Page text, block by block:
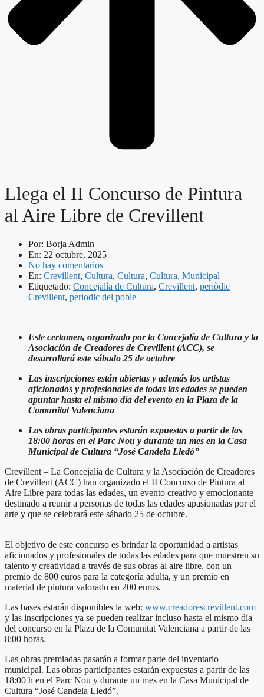
Llega el II Concurso de Pintura
al Aire Libre de Crevillent
Por: Borja Admin
En: 22 octubre, 2025
No hay comentarios
En: Crevillent, Cultura, Cultura, Cultura, Municipal
Etiquetado: Concejalía de Cultura, Crevillent, periòdic
Crevillent, periodic del poble
Este certamen, organizado por la Concejalía de Cultura y la
Asociación de Creadores de Crevillent (ACC), se
desarrollará este sábado 25 de octubre
Las inscripciones están abiertas y además los artistas
aficionados y profesionales de todas las edades se pueden
apuntar hasta el mismo día del evento en la Plaza de la
Comunitat Valenciana
Las obras participantes estarán expuestas a partir de las
18:00 horas en el Parc Nou y durante un mes en la Casa
Municipal de Cultura “José Candela Lledó”
Crevillent – La Concejalía de Cultura y la Asociación de Creadores
de Crevillent (ACC) han organizado el II Concurso de Pintura al
Aire Libre para todas las edades, un evento creativo y emocionante
destinado a reunir a personas de todas las edades apasionadas por el
arte y que se celebrará este sábado 25 de octubre.
El objetivo de este concurso es brindar la oportunidad a artistas
aficionados y profesionales de todas las edades para que muestren su
talento y creatividad a través de sus obras al aire libre, con un
premio de 800 euros para la categoría adulta, y un premio en
material de pintura valorado en 200 euros.
Las bases estarán disponibles la web: www.creadorescrevillent.com
y las inscripciones ya se pueden realizar incluso hasta el mismo día
del concurso en la Plaza de la Comunitat Valenciana a partir de las
8:00 horas.
Las obras premiadas pasarán a formar parte del inventario
municipal. Las obras participantes estarán expuestas a partir de las
18:00 h en el Parc Nou y durante un mes en la Casa Municipal de
Cultura “José Candela Lledó”.